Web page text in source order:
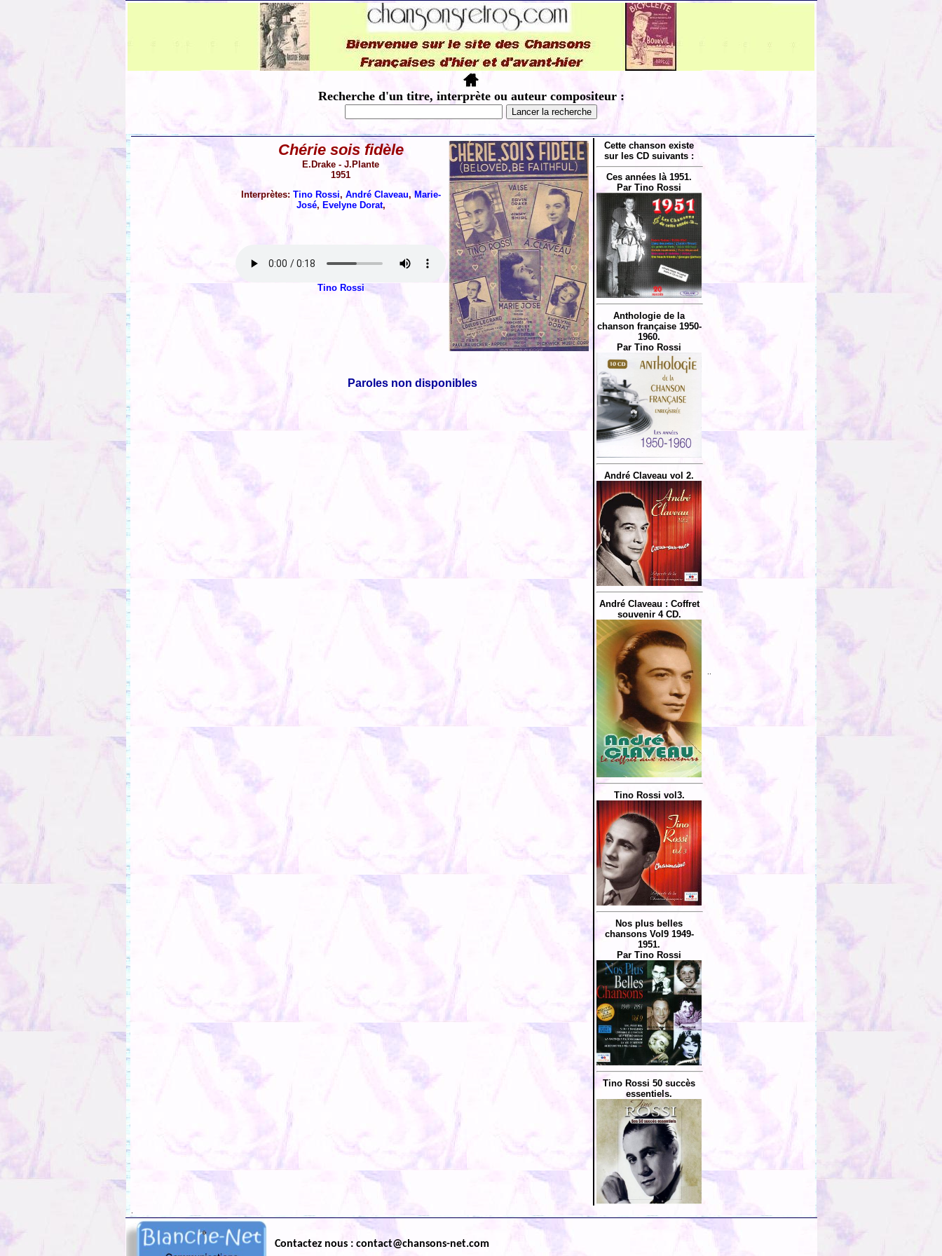
Recherche d'un titre, interprète ou auteur compositeur :
Chérie sois fidèle
E.Drake - J.Plante
1951
Interprètes: Tino Rossi, André Claveau,Marie-
José, Evelyne Dorat,
Tino Rossi
Paroles non disponibles
Cette chanson existe
sur les CD suivants :
Ces années là 1951.
Par Tino Rossi
Anthologie de la
chanson française 1950-
1960.
Par Tino Rossi
André Claveau vol 2.
André Claveau : Coffret
souvenir 4 CD.
Tino Rossi vol3.
Nos plus belles
chansons Vol9 1949-
1951.
Par Tino Rossi
Tino Rossi 50 succès
essentiels.
Contactez nous : contact@chansons-net.com